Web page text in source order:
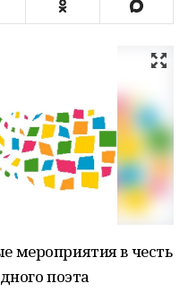
мероприятия в честь
поэта